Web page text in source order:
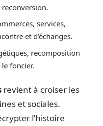
services,
et d’échanges.
recomposition
foncier.
revient à croiser les
et sociales.
l’histoire